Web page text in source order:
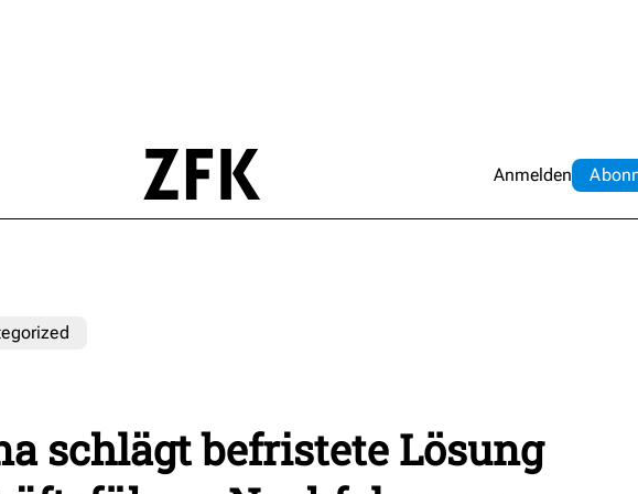
Anmelden Abo
schlägt befristete Lösung